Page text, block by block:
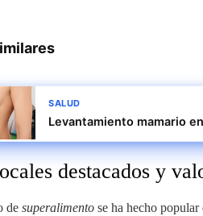
SALUD
Levantamiento mamario
destacados y
de superalimento se ha hecho